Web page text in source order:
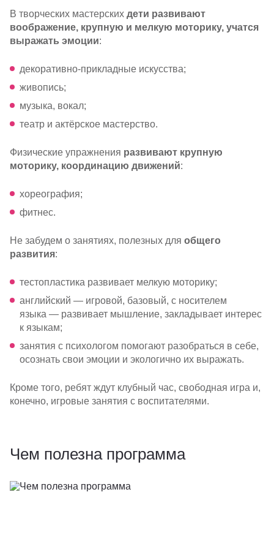
В творческих мастерских дети развивают
воображение, крупную и мелкую моторику, учатся
выражать эмоции:
декоративно-прикладные искусства;
живопись;
музыка, вокал;
театр и актёрское мастерство.
Физические упражнения развивают крупную
моторику, координацию движений:
хореография;
фитнес.
Не забудем о занятиях, полезных для общего
развития:
тестопластика развивает мелкую моторику;
английский — игровой, базовый, с носителем
языка — развивает мышление, закладывает интерес
к языкам;
занятия с психологом помогают разобраться в себе,
осознать свои эмоции и экологично их выражать.
Кроме того, ребят ждут клубный час, свободная игра и,
конечно, игровые занятия с воспитателями.
Чем полезна программа